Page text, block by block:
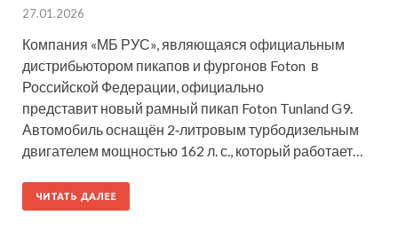
27.01.2026
Компания «МБ РУС», являющаяся официальным
дистрибьютором пикапов и фургонов Foton в
Российской Федерации, официально
представит новый рамный пикап Foton Tunland G9.
Автомобиль оснащён 2‑литровым турбодизельным
двигателем мощностью 162 л. с., который работает…
ЧИТАТЬ ДАЛЕЕ